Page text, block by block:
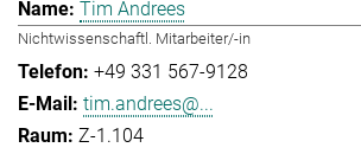
Tim Andrees
Nichtwissenschaftl. Mitarbeiter/-in
+49 331 567-9128
tim.andrees@...
Z-1.104